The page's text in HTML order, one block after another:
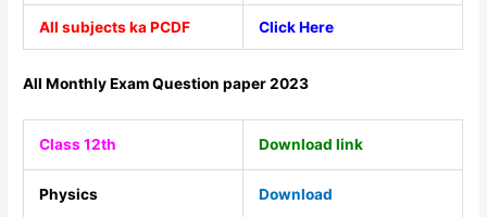
All subjects ka PCDF Click Here
All Monthly Exam Question paper 2023
Class 12th Download link
Physics Download